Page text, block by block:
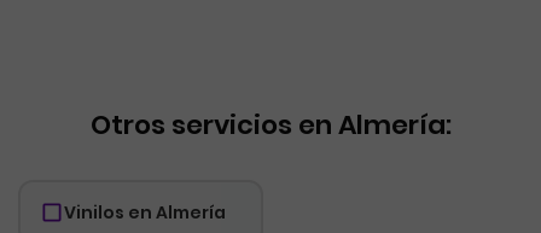
Otros servicios en Almería:
Vinilos en Almería